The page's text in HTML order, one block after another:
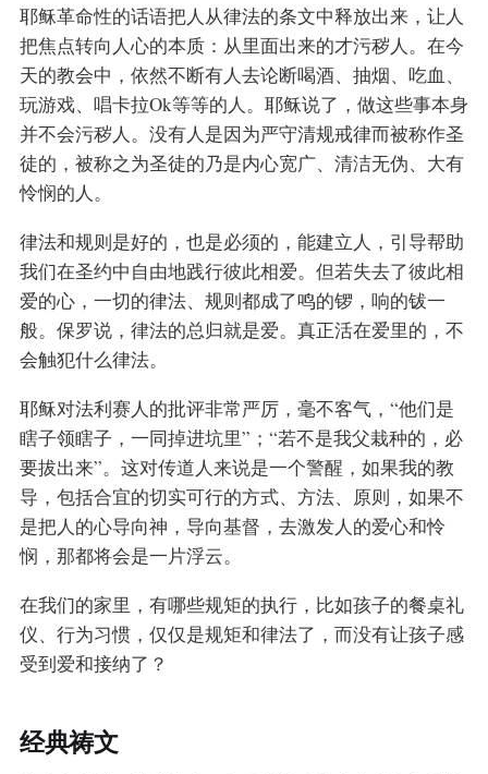
耶稣革命性的话语把人从律法的条文中释放出来，让人
把焦点转向人心的本质：从里面出来的才污秽人。在今
天的教会中，依然不断有人去论断喝酒、抽烟、吃血、
玩游戏、唱卡拉Ok等等的人。耶稣说了，做这些事本身
并不会污秽人。没有人是因为严守清规戒律而被称作圣
徒的，被称之为圣徒的乃是内心宽广、清洁无伪、大有
怜悯的人。
律法和规则是好的，也是必须的，能建立人，引导帮助
我们在圣约中自由地践行彼此相爱。但若失去了彼此相
爱的心，一切的律法、规则都成了鸣的锣，响的钹一
般。保罗说，律法的总归就是爱。真正活在爱里的，不
会触犯什么律法。
耶稣对法利赛人的批评非常严厉，毫不客气，“他们是
瞎子领瞎子，一同掉进坑里”；“若不是我父栽种的，必
要拔出来”。这对传道人来说是一个警醒，如果我的教
导，包括合宜的切实可行的方式、方法、原则，如果不
是把人的心导向神，导向基督，去激发人的爱心和怜
悯，那都将会是一片浮云。
在我们的家里，有哪些规矩的执行，比如孩子的餐桌礼
仪、行为习惯，仅仅是规矩和律法了，而没有让孩子感
受到爱和接纳了？
经典祷文